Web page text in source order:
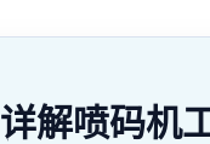
详解喷码机